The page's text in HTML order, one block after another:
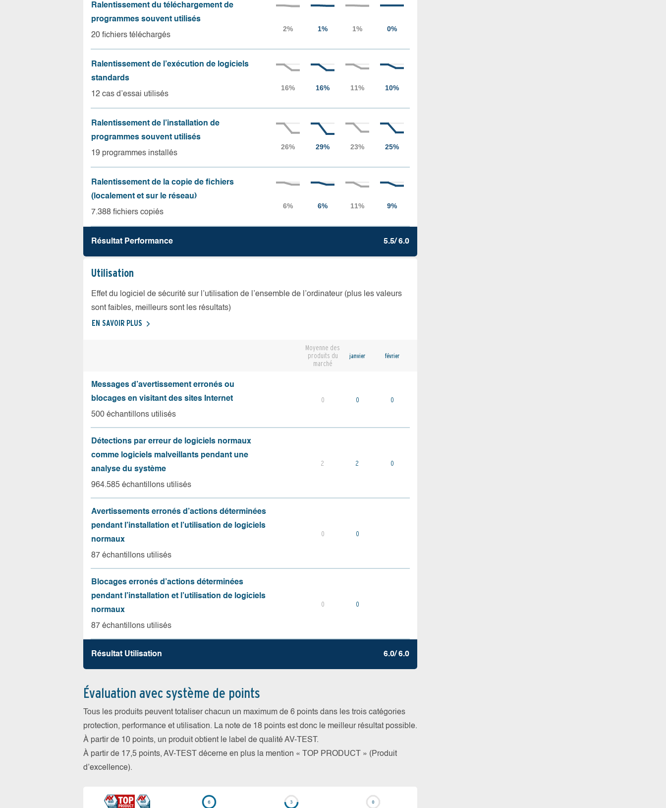
Ralentissement du téléchargement de
programmes souvent utilisés
20 fichiers téléchargés
Ralentissement de l’exécution de logiciels
standards
12 cas d’essai utilisés
Ralentissement de l’installation de
programmes souvent utilisés
19 programmes installés
Ralentissement de la copie de fichiers
(localement et sur le réseau)
7.388 fichiers copiés
Résultat Performance 5.5/ 6.0
Utilisation
Effet du logiciel de sécurité sur l’utilisation de l’ensemble de l’ordinateur (plus les valeurs
sont faibles, meilleurs sont les résultats)
EN SAVOIR PLUS
Moyenne des
produits du
marché
janvier février
Messages d’avertissement erronés ou
blocages en visitant des sites Internet
500 échantillons utilisés
0 0 0
Détections par erreur de logiciels normaux
comme logiciels malveillants pendant une
analyse du système
964.585 échantillons utilisés
2 2 0
Avertissements erronés d’actions déterminées
pendant l’installation et l’utilisation de logiciels
normaux
87 échantillons utilisés
0 0
Blocages erronés d’actions déterminées
pendant l’installation et l’utilisation de logiciels
normaux
87 échantillons utilisés
0 0
Résultat Utilisation 6.0/ 6.0
Évaluation avec système de points
Tous les produits peuvent totaliser chacun un maximum de 6 points dans les trois catégories
protection, performance et utilisation. La note de 18 points est donc le meilleur résultat possible.
À partir de 10 points, un produit obtient le label de qualité AV-TEST.
À partir de 17,5 points, AV-TEST décerne en plus la mention « TOP PRODUCT » (Produit
d’excellence).